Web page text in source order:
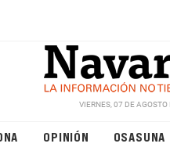
VIERNES, 07 DE
OPINIÓN OSASUNA